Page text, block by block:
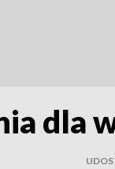
dla